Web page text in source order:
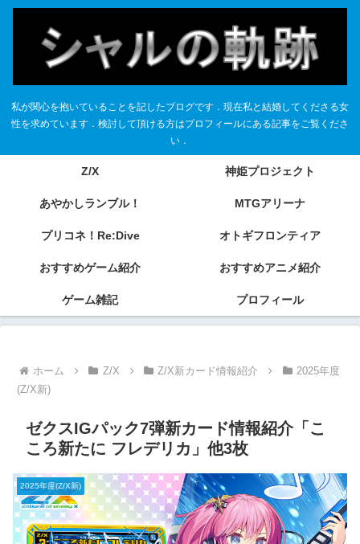
私が関心を抱いていることを記したブログです．現在私と結婚してくださる女
性を求めています．検討して頂ける方はプロフィールにある記事をご覧くださ
い．
Z/X 神姫プロジェクト
あやかしランブル！ MTGアリーナ
プリコネ！Re:Dive オトギフロンティア
おすすめゲーム紹介 おすすめアニメ紹介
ゲーム雑記 プロフィール
ホーム Z/X Z/X新カード情報紹介
2025年度
(Z/X新)
ゼクスIGパック7弾新カード情報紹介「こ
ころ新たに フレデリカ」他3枚
2025年度(Z/X新)